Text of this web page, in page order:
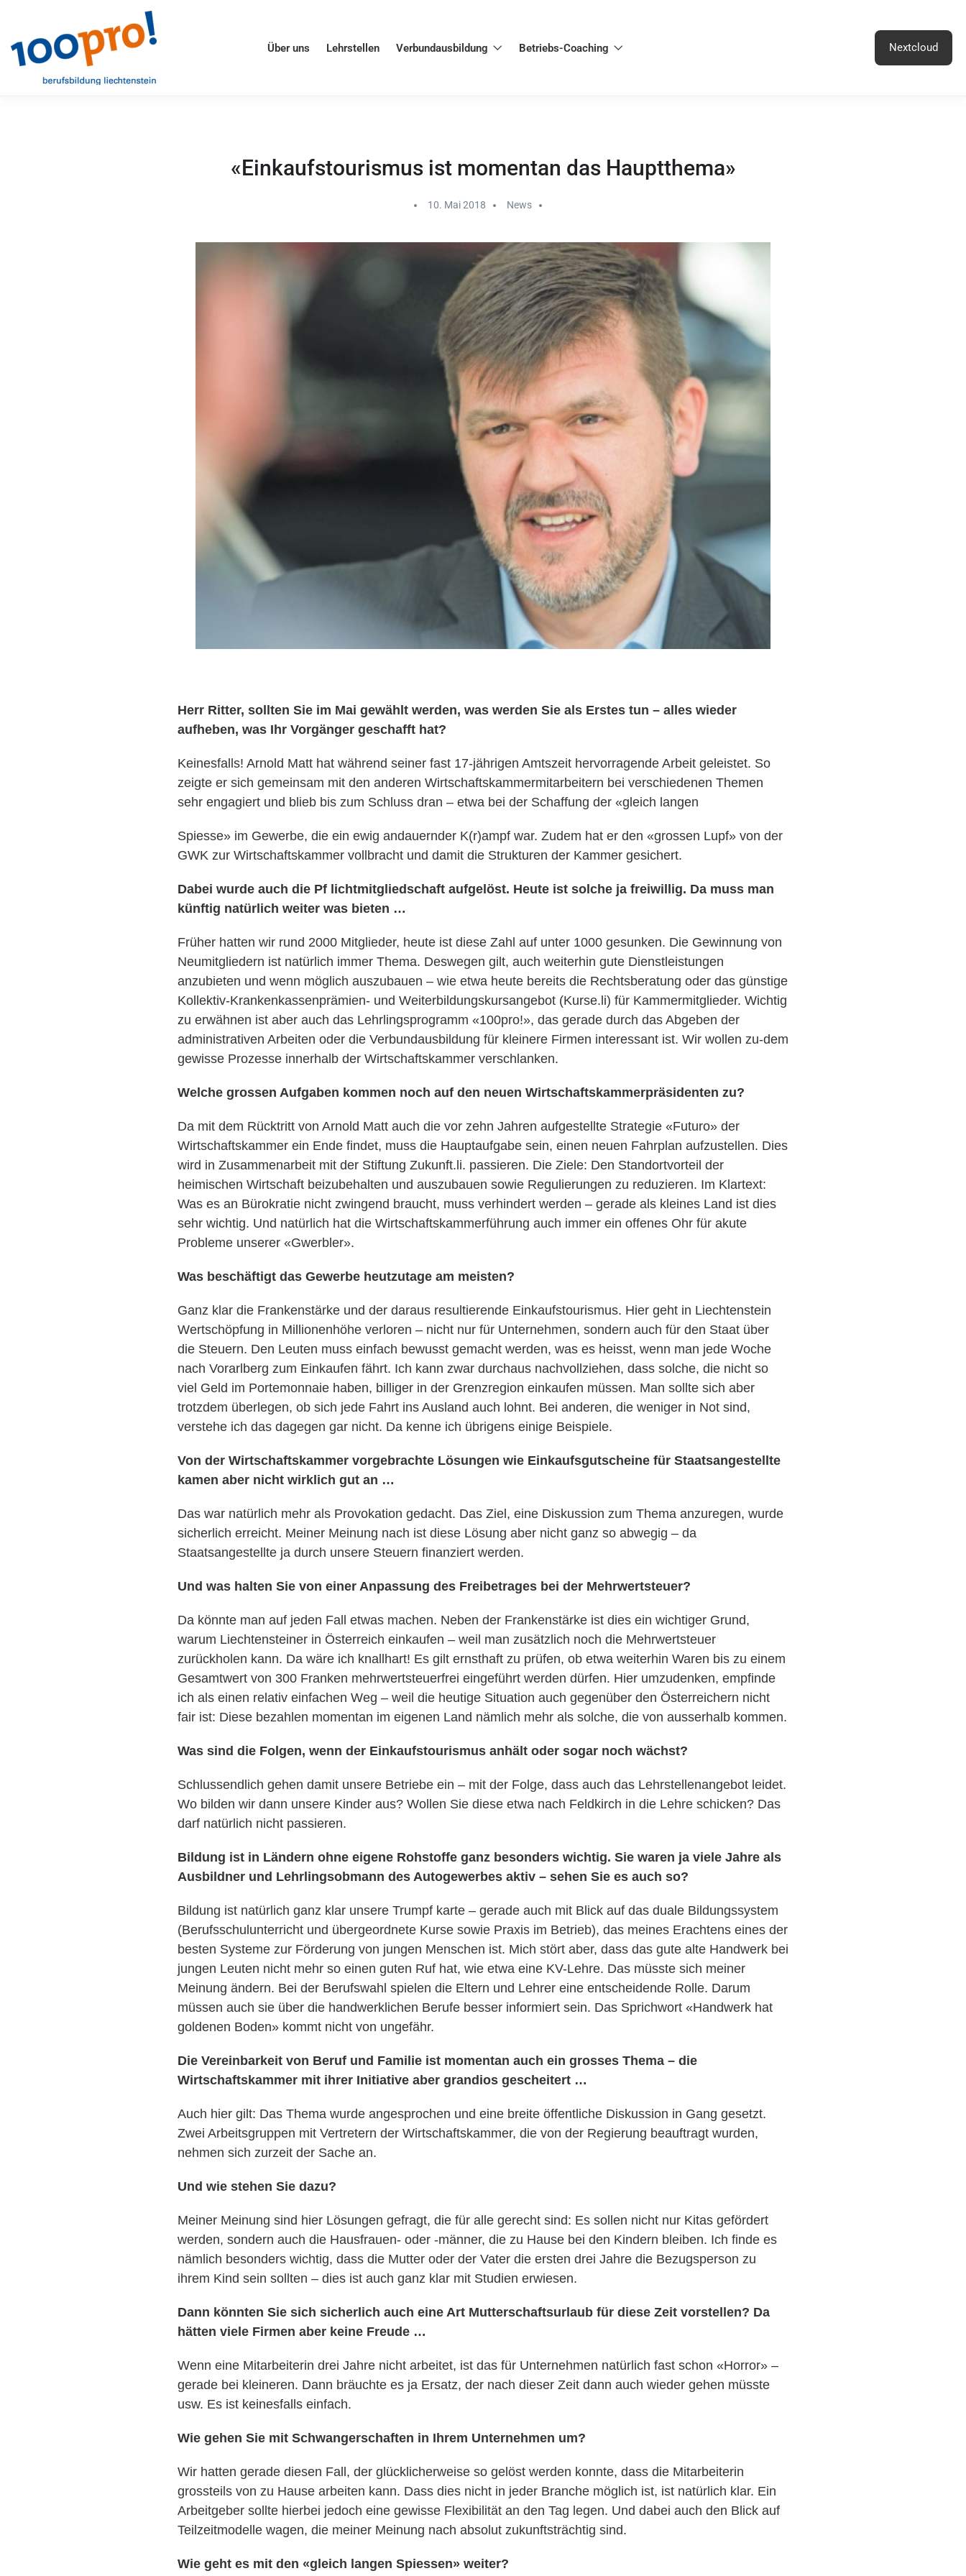
Über uns Lehrstellen Verbundausbildung Betriebs-Coaching Nextcloud
«Einkaufstourismus ist momentan das Hauptthema»
10. Mai 2018 News
Herr Ritter, sollten Sie im Mai gewählt werden, was werden Sie als Erstes tun – alles wieder
aufheben, was Ihr Vorgänger geschafft hat?
Keinesfalls! Arnold Matt hat während seiner fast 17-jährigen Amtszeit hervorragende Arbeit geleistet. So
zeigte er sich gemeinsam mit den anderen Wirtschaftskammermitarbeitern bei verschiedenen Themen
sehr engagiert und blieb bis zum Schluss dran – etwa bei der Schaffung der «gleich langen
Spiesse» im Gewerbe, die ein ewig andauernder K(r)ampf war. Zudem hat er den «grossen Lupf» von der
GWK zur Wirtschaftskammer vollbracht und damit die Strukturen der Kammer gesichert.
Dabei wurde auch die Pf lichtmitgliedschaft aufgelöst. Heute ist solche ja freiwillig. Da muss man
künftig natürlich weiter was bieten …
Früher hatten wir rund 2000 Mitglieder, heute ist diese Zahl auf unter 1000 gesunken. Die Gewinnung von
Neumitgliedern ist natürlich immer Thema. Deswegen gilt, auch weiterhin gute Dienstleistungen
anzubieten und wenn möglich auszubauen – wie etwa heute bereits die Rechtsberatung oder das günstige
Kollektiv-Krankenkassenprämien- und Weiterbildungskursangebot (Kurse.li) für Kammermitglieder. Wichtig
zu erwähnen ist aber auch das Lehrlingsprogramm «100pro!», das gerade durch das Abgeben der
administrativen Arbeiten oder die Verbundausbildung für kleinere Firmen interessant ist. Wir wollen zu-dem
gewisse Prozesse innerhalb der Wirtschaftskammer verschlanken.
Welche grossen Aufgaben kommen noch auf den neuen Wirtschaftskammerpräsidenten zu?
Da mit dem Rücktritt von Arnold Matt auch die vor zehn Jahren aufgestellte Strategie «Futuro» der
Wirtschaftskammer ein Ende findet, muss die Hauptaufgabe sein, einen neuen Fahrplan aufzustellen. Dies
wird in Zusammenarbeit mit der Stiftung Zukunft.li. passieren. Die Ziele: Den Standortvorteil der
heimischen Wirtschaft beizubehalten und auszubauen sowie Regulierungen zu reduzieren. Im Klartext:
Was es an Bürokratie nicht zwingend braucht, muss verhindert werden – gerade als kleines Land ist dies
sehr wichtig. Und natürlich hat die Wirtschaftskammerführung auch immer ein offenes Ohr für akute
Probleme unserer «Gwerbler».
Was beschäftigt das Gewerbe heutzutage am meisten?
Ganz klar die Frankenstärke und der daraus resultierende Einkaufstourismus. Hier geht in Liechtenstein
Wertschöpfung in Millionenhöhe verloren – nicht nur für Unternehmen, sondern auch für den Staat über
die Steuern. Den Leuten muss einfach bewusst gemacht werden, was es heisst, wenn man jede Woche
nach Vorarlberg zum Einkaufen fährt. Ich kann zwar durchaus nachvollziehen, dass solche, die nicht so
viel Geld im Portemonnaie haben, billiger in der Grenzregion einkaufen müssen. Man sollte sich aber
trotzdem überlegen, ob sich jede Fahrt ins Ausland auch lohnt. Bei anderen, die weniger in Not sind,
verstehe ich das dagegen gar nicht. Da kenne ich übrigens einige Beispiele.
Von der Wirtschaftskammer vorgebrachte Lösungen wie Einkaufsgutscheine für Staatsangestellte
kamen aber nicht wirklich gut an …
Das war natürlich mehr als Provokation gedacht. Das Ziel, eine Diskussion zum Thema anzuregen, wurde
sicherlich erreicht. Meiner Meinung nach ist diese Lösung aber nicht ganz so abwegig – da
Staatsangestellte ja durch unsere Steuern finanziert werden.
Und was halten Sie von einer Anpassung des Freibetrages bei der Mehrwertsteuer?
Da könnte man auf jeden Fall etwas machen. Neben der Frankenstärke ist dies ein wichtiger Grund,
warum Liechtensteiner in Österreich einkaufen – weil man zusätzlich noch die Mehrwertsteuer
zurückholen kann. Da wäre ich knallhart! Es gilt ernsthaft zu prüfen, ob etwa weiterhin Waren bis zu einem
Gesamtwert von 300 Franken mehrwertsteuerfrei eingeführt werden dürfen. Hier umzudenken, empfinde
ich als einen relativ einfachen Weg – weil die heutige Situation auch gegenüber den Österreichern nicht
fair ist: Diese bezahlen momentan im eigenen Land nämlich mehr als solche, die von ausserhalb kommen.
Was sind die Folgen, wenn der Einkaufstourismus anhält oder sogar noch wächst?
Schlussendlich gehen damit unsere Betriebe ein – mit der Folge, dass auch das Lehrstellenangebot leidet.
Wo bilden wir dann unsere Kinder aus? Wollen Sie diese etwa nach Feldkirch in die Lehre schicken? Das
darf natürlich nicht passieren.
Bildung ist in Ländern ohne eigene Rohstoffe ganz besonders wichtig. Sie waren ja viele Jahre als
Ausbildner und Lehrlingsobmann des Autogewerbes aktiv – sehen Sie es auch so?
Bildung ist natürlich ganz klar unsere Trumpf karte – gerade auch mit Blick auf das duale Bildungssystem
(Berufsschulunterricht und übergeordnete Kurse sowie Praxis im Betrieb), das meines Erachtens eines der
besten Systeme zur Förderung von jungen Menschen ist. Mich stört aber, dass das gute alte Handwerk bei
jungen Leuten nicht mehr so einen guten Ruf hat, wie etwa eine KV-Lehre. Das müsste sich meiner
Meinung ändern. Bei der Berufswahl spielen die Eltern und Lehrer eine entscheidende Rolle. Darum
müssen auch sie über die handwerklichen Berufe besser informiert sein. Das Sprichwort «Handwerk hat
goldenen Boden» kommt nicht von ungefähr.
Die Vereinbarkeit von Beruf und Familie ist momentan auch ein grosses Thema – die
Wirtschaftskammer mit ihrer Initiative aber grandios gescheitert …
Auch hier gilt: Das Thema wurde angesprochen und eine breite öffentliche Diskussion in Gang gesetzt.
Zwei Arbeitsgruppen mit Vertretern der Wirtschaftskammer, die von der Regierung beauftragt wurden,
nehmen sich zurzeit der Sache an.
Und wie stehen Sie dazu?
Meiner Meinung sind hier Lösungen gefragt, die für alle gerecht sind: Es sollen nicht nur Kitas gefördert
werden, sondern auch die Hausfrauen- oder -männer, die zu Hause bei den Kindern bleiben. Ich finde es
nämlich besonders wichtig, dass die Mutter oder der Vater die ersten drei Jahre die Bezugsperson zu
ihrem Kind sein sollten – dies ist auch ganz klar mit Studien erwiesen.
Dann könnten Sie sich sicherlich auch eine Art Mutterschaftsurlaub für diese Zeit vorstellen? Da
hätten viele Firmen aber keine Freude …
Wenn eine Mitarbeiterin drei Jahre nicht arbeitet, ist das für Unternehmen natürlich fast schon «Horror» –
gerade bei kleineren. Dann bräuchte es ja Ersatz, der nach dieser Zeit dann auch wieder gehen müsste
usw. Es ist keinesfalls einfach.
Wie gehen Sie mit Schwangerschaften in Ihrem Unternehmen um?
Wir hatten gerade diesen Fall, der glücklicherweise so gelöst werden konnte, dass die Mitarbeiterin
grossteils von zu Hause arbeiten kann. Dass dies nicht in jeder Branche möglich ist, ist natürlich klar. Ein
Arbeitgeber sollte hierbei jedoch eine gewisse Flexibilität an den Tag legen. Und dabei auch den Blick auf
Teilzeitmodelle wagen, die meiner Meinung nach absolut zukunftsträchtig sind.
Wie geht es mit den «gleich langen Spiessen» weiter?